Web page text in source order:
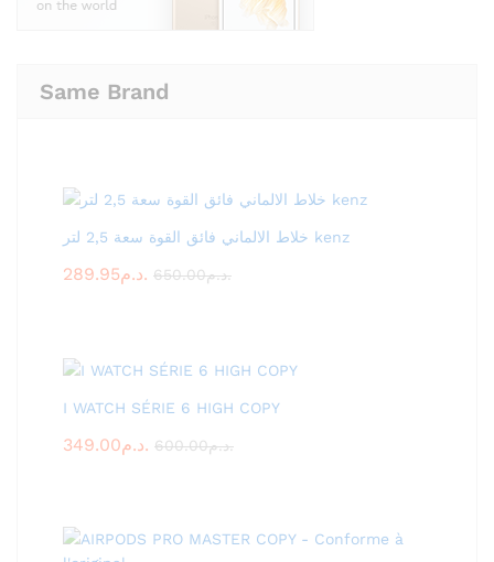
Same Brand
خلاط الالماني فائق القوة سعة 2,5 لتر kenz
289.95 د.م. 650.00 د.م.
I WATCH SÉRIE 6 HIGH COPY
349.00 د.م. 600.00 د.م.